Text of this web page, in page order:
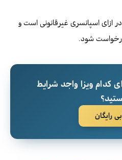
ازای اسپانسری غیرقانونی است و
شود.
کدام ویزا واجد شرایط
رایگان